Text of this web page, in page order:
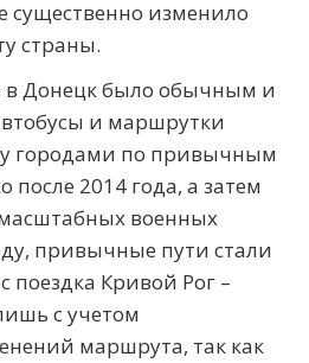
существенно изменило
страны.
в Донецк было обычным и
и маршрутки
городами по привычным
2014 года, а затем
военных
привычные пути стали
поездка Кривой Рог –
с учетом
маршрута, так как